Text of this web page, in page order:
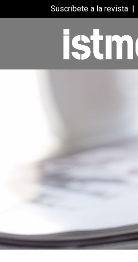
Suscríbete a la revista |